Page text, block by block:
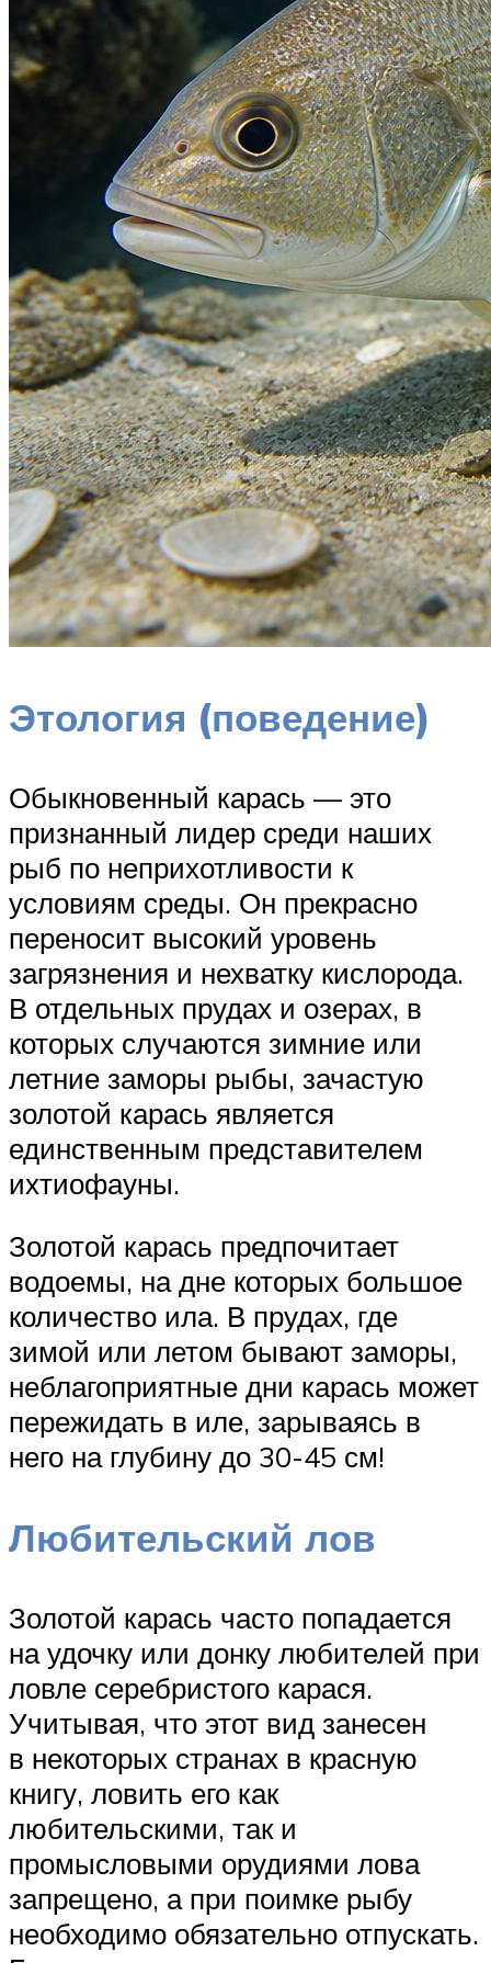
Этология (поведение)
Обыкновенный карась — это
признанный лидер среди наших
рыб по неприхотливости к
условиям среды. Он прекрасно
переносит высокий уровень
загрязнения и нехватку кислорода.
В отдельных прудах и озерах, в
которых случаются зимние или
летние заморы рыбы, зачастую
золотой карась является
единственным представителем
ихтиофауны.
Золотой карась предпочитает
водоемы, на дне которых большое
количество ила. В прудах, где
зимой или летом бывают заморы,
неблагоприятные дни карась может
пережидать в иле, зарываясь в
него на глубину до 30-45 см!
Любительский лов
Золотой карась часто попадается
на удочку или донку любителей при
ловле серебристого карася.
Учитывая, что этот вид занесен
в некоторых странах в красную
книгу, ловить его как
любительскими, так и
промысловыми орудиями лова
запрещено, а при поимке рыбу
необходимо обязательно отпускать.